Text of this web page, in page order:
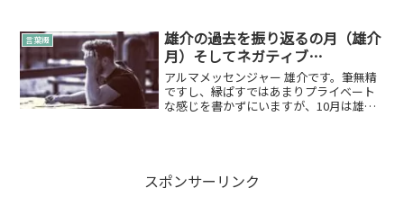
じます。でも、この状況...
言葉綴
雄介の過去を振り返るの月（雄介
月）そしてネガティブ…
アルマメッセンジャー 雄介です。筆無精
ですし、縁ぱすではあまりプライベート
な感じを書かずにいますが、10月は雄介
スポンサーリンク